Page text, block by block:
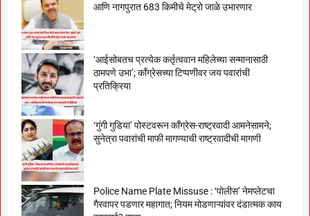
आणि नागपुरात 683 किमीचे मेट्रो जाळे उभारणार
‘आईसोबतच प्रत्येक कर्तृत्ववान महिलेच्या सन्मानासाठी
ठामपणे उभा’; काँग्रेसच्या टिप्पणीवर जय पवारांची
प्रतिक्रिया
‘गुंगी गुडिया’ पोस्टवरून काँग्रेस-राष्ट्रवादी आमनेसामने;
सुनेत्रा पवारांची माफी मागण्याची राष्ट्रवादीची मागणी
Police Name Plate Missuse : ‘पोलीस’ नेमप्लेटचा
गैरवापर पडणार महागात; नियम मोडणाऱ्यांवर दंडात्मक काय